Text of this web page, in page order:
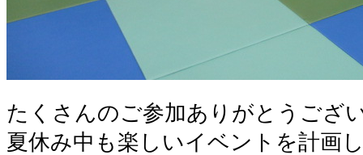
たくさんのご参加ありがとうござ
夏休み中も楽しいイベントを計画